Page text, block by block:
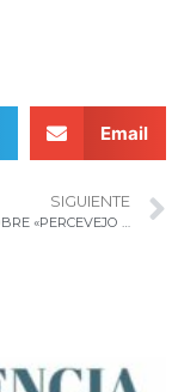
Email
SIGUIENTE
WEBINAR SOBRE «PERCEVEJO RENDILHADO DO ABACATEIRO»